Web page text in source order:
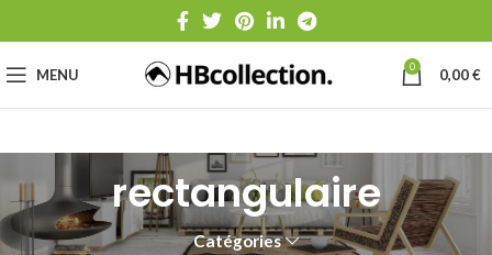
MENU 0 0,00€
rectangulaire
Catégories